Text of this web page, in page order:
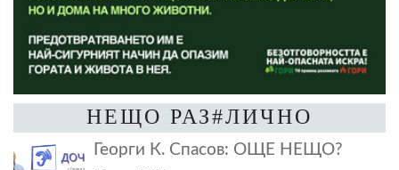
НЕЩО РАЗ#ЛИЧНО
Георги К. Спасов: ОЩЕ НЕЩО?